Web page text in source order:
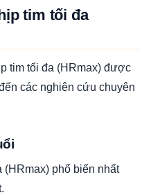
tim tối đa
tim tối đa (HRmax) được
các nghiên cứu chuyên
phổ biến nhất